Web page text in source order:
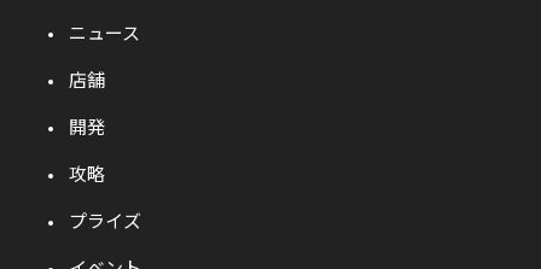
ニュース
店舗
開発
攻略
プライズ